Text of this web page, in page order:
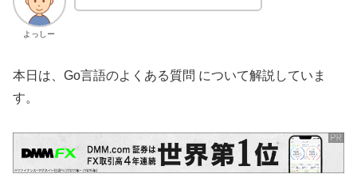
よっしー
本日は、Go言語のよくある質問 について解説していま
す。